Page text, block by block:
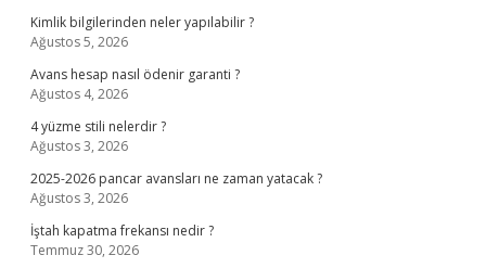
Kimlik bilgilerinden neler yapılabilir ?
Ağustos 5, 2026
Avans hesap nasıl ödenir garanti ?
Ağustos 4, 2026
4 yüzme stili nelerdir ?
Ağustos 3, 2026
2025-2026 pancar avansları ne zaman yatacak ?
Ağustos 3, 2026
İştah kapatma frekansı nedir ?
Temmuz 30, 2026